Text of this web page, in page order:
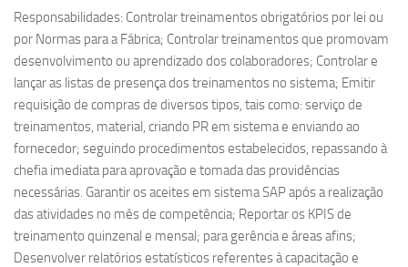
Responsabilidades: Controlar treinamentos obrigatórios por lei ou
por Normas para a Fábrica; Controlar treinamentos que promovam
desenvolvimento ou aprendizado dos colaboradores; Controlar e
lançar as listas de presença dos treinamentos no sistema; Emitir
requisição de compras de diversos tipos, tais como: serviço de
treinamentos, material, criando PR em sistema e enviando ao
fornecedor; seguindo procedimentos estabelecidos, repassando à
chefia imediata para aprovação e tomada das providências
necessárias. Garantir os aceites em sistema SAP após a realização
das atividades no mês de competência; Reportar os KPIS de
treinamento quinzenal e mensal; para gerência e áreas afins;
Desenvolver relatórios estatísticos referentes à capacitação e